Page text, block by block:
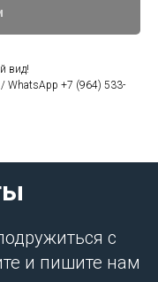
вид!
/ WhatsApp +7 (964) 533-
с
и пишите нам